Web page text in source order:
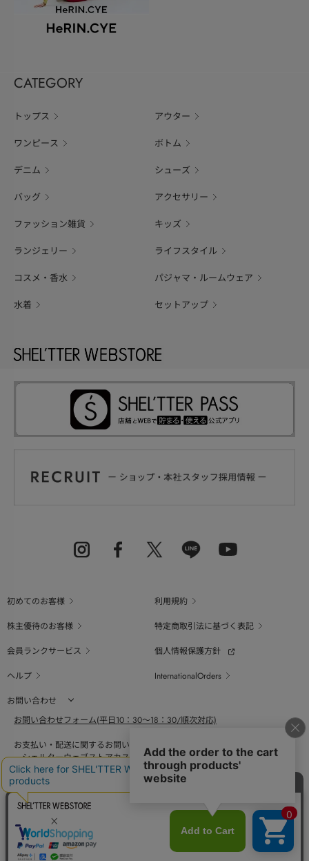
CATEGORY
トップス アウター
ワンピース ボトム
デニム シューズ
バッグ アクセサリー
ファッション雑貨 キッズ
ランジェリー ライフスタイル
コスメ・香水 パジャマ・ルームウェア
水着 セットアップ
初めてのお客様
利用規約
株主優待のお客様
特定商取引法に基づく表記
会員ランクサービス
個人情報保護方針
ヘルプ
InternationalOrders
お問い合わせ
お問い合わせフォーム(平日10：30～18：30/順次対応)
お支払い・配送に関するお問い合わせ（平日10：30～18：00）
シェルターウェブストアカスタマーセンター
0800-123-6820
商品の素材、サイズ、仕様等に関するお問い合せ（平日10：30～18：00）
バロックジャパンリミテッドコールセンター
03-6730-9191
BAROQUE JAPAN LIMITED The SHEL'TTER TOKYO